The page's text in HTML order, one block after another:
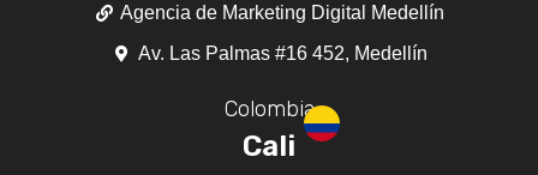
Agencia de Marketing Digital Medellín
Av. Las Palmas #16 452, Medellín
Colombia
Cali